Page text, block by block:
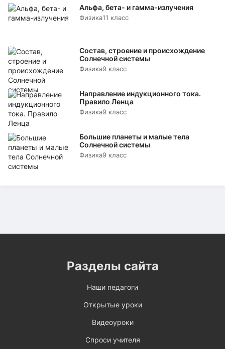
Альфа, бета- и гамма-излучения
Физика11 класс
Состав, строение и происхождение
Солнечной системы
Физика9 класс
Направление индукционного тока.
Правило Ленца
Физика9 класс
Большие планеты и малые тела
Солнечной системы
Физика9 класс
Разделы сайта
Наши педагоги
Открытые уроки
Видеоуроки
Спроси учителя